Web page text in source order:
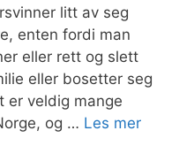
litt av seg
enten fordi man
eller rett og slett
eller bosetter seg
er veldig mange
og … Les mer